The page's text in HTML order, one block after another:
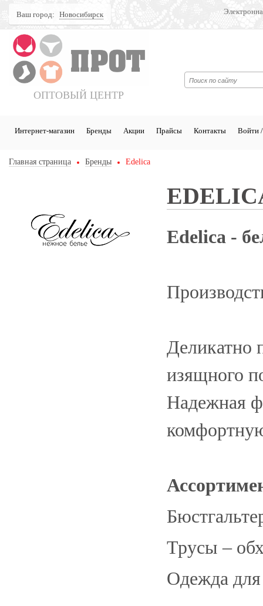
Ваш город: Новосибирск
ОПТОВЫЙ ЦЕНТР
Интернет-магазин Бренды Акции Прайсы Контакты Войти /
Главная страница Бренды Edelica
Edelica -
Деликатно
изящного
Надежная
Трусы –
Одежда для